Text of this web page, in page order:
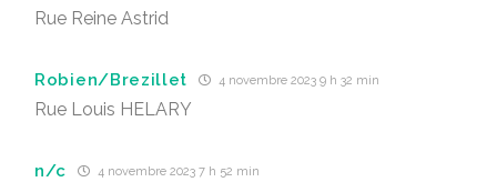
Rue Reine Astrid
Robien/Brezillet 4 novembre 2023 9 h 32 min
Rue Louis HELARY
n/c 4 novembre 2023 7 h 52 min